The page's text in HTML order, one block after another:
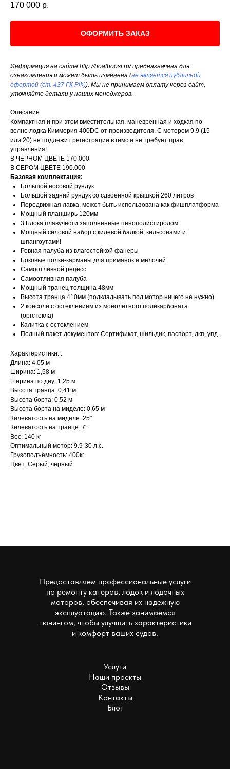
170 000 р.
ОФОРМИТЬ ЗАКАЗ
Информация на сайте http://boatboost.ru/ предназначена для
ознакомления и может быть изменена (не является публичной
офертой (ст. 437 ГК РФ)). Мы не принимаем оплату через сайт,
уточняйте детали у наших менеджеров.
Описание:
Компактная и при этом вместительная, маневренная и ходкая по
волне лодка Киммерия 400DC от производителя. С мотором 9.9 (15
или 20) не подлежит регистрации в гимс и не требует прав
управления!
В ЧЕРНОМ ЦВЕТЕ 170.000
В СЕРОМ ЦВЕТЕ 190.000
Базовая комплектация:
Большой носовой рундук
Большой задний рундук со сдвоенной крышкой 260 литров
Передвижная лавка, может быть использована как фишплатформа
Мощный планширь 120мм
3 Блока плавучести заполненные пенополистиролом
Мощный силовой набор с килевой балкой, кильсонами и
шпангоутами!
Ровная палуба из влагостойкой фанеры
Боковые полки-карманы для приманок и мелочей
Самоотливной рецесс
Самоотливная палуба
Мощный транец толщина 48мм
Высота транца 410мм (подкладывать под мотор ничего не нужно)
2 консоли с остеклением из монолитного поликарбоната
(оргстекла)
Калитка с остеклением
Полный пакет документов: Сертификат, шильдик, паспорт, дкп, упд.
Характеристики: .
Длина: 4,05 м
Ширина: 1,58 м
Ширина по дну: 1,25 м
Высота транца: 0,41 м
Высота борта: 0,52 м
Высота борта на миделе: 0,65 м
Килеватость на миделе: 25°
Килеватость на транце: 7°
Вес: 140 кг
Оптимальный мотор: 9.9-30 л.с.
Грузоподъёмность: 400кг
Цвет: Серый, черный
Услуги
Наши проекты
Отзывы
Контакты
Блог
Предоставляем профессиональные услуги
по ремонту катеров, лодок и лодочных
моторов, обеспечивая их надежную
эксплуатацию. Также занимаемся
тюнингом, чтобы улучшить характеристики
и комфорт ваших судов.